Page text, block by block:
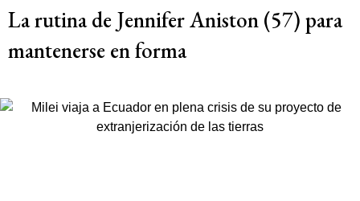
La rutina de Jennifer Aniston (57) para
mantenerse en forma